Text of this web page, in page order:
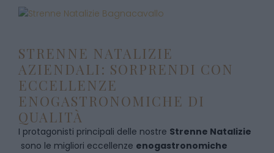
STRENNE NATALIZIE
AZIENDALI: SORPRENDI CON
ECCELLENZE
ENOGASTRONOMICHE DI
QUALITÀ
I protagonisti principali delle nostre Strenne Natalizie
sono le migliori eccellenze enogastronomiche